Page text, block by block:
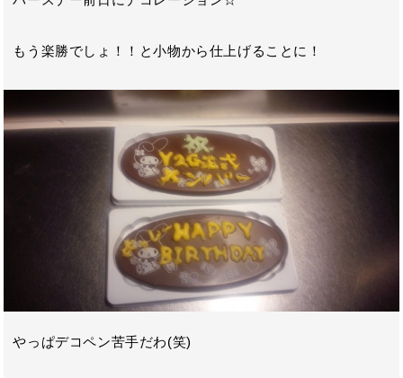
もう楽勝でしょ！！と小物から仕上げることに！
やっぱデコペン苦手だわ(笑)